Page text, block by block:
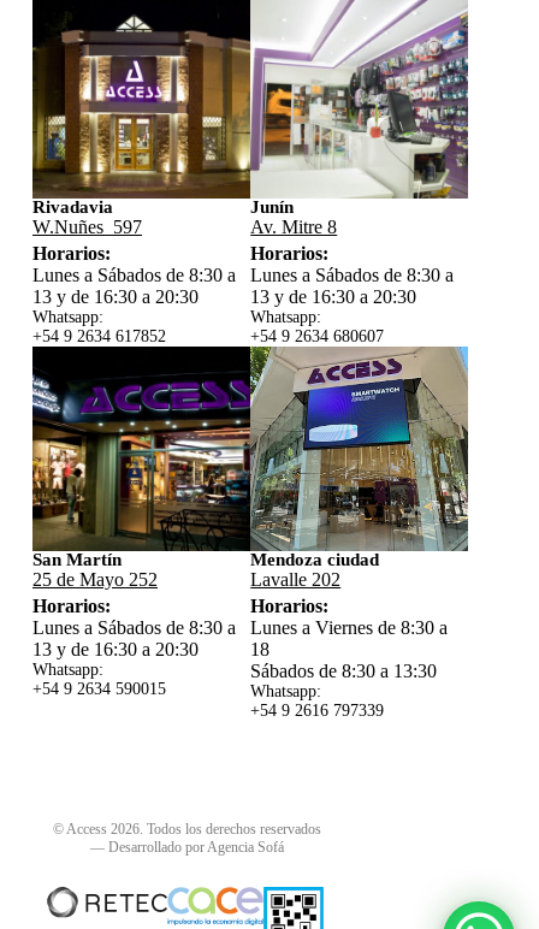
Rivadavia
W.Nuñes 597
Horarios:
Lunes a Sábados de 8:30 a
13 y de 16:30 a 20:30
Whatsapp:
+54 9 2634 617852
Junín
Av. Mitre 8
Horarios:
Lunes a Sábados de 8:30 a
13 y de 16:30 a 20:30
Whatsapp:
+54 9 2634 680607
San Martín
25 de Mayo 252
Horarios:
Lunes a Sábados de 8:30 a
13 y de 16:30 a 20:30
Whatsapp:
+54 9 2634 590015
Mendoza ciudad
Lavalle 202
Horarios:
Lunes a Viernes de 8:30 a
18
Sábados de 8:30 a 13:30
Whatsapp:
+54 9 2616 797339
© Access 2026. Todos los derechos reservados
— Desarrollado por Agencia Sofá